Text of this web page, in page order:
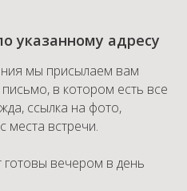
указанному адресу
мы присылаем вам
в котором есть все
ссылка на фото,
места встречи.
готовы вечером в день